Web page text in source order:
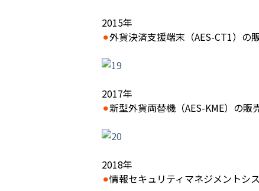
2015年
⚫︎外貨決済支援端末（AES-CT1）の
2017年
⚫︎新型外貨両替機（AES-KME）の販
2018年
⚫︎情報セキュリティマネジメントシ